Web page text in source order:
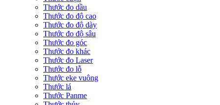
Thước đo dầu
Thước đo độ cao
Thước đo độ dày
Thước đo độ sâu
Thước đo góc
Thước đo khác
Thước đo Laser
Thước đo lỗ
Thước eke vuông
Thước lá
Thước Panme